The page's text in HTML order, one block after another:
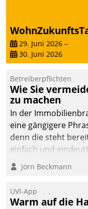
29. Juni 2026 –
30. Juni 2026
Betreiberpflichten
Wie Sie
zu machen
In der
eine gängigere
denn die steht
einfach und
Verantwortung
Jörn Beckmann
UVI-App
Warm auf die